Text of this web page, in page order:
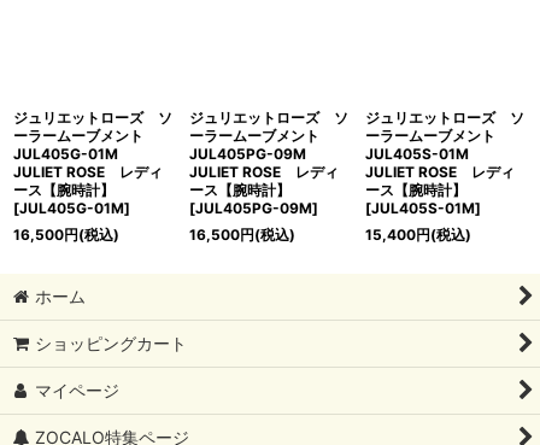
ジュリエットローズ ソ
ーラームーブメント
JUL405G-01M
JULIET ROSE レディ
ース【腕時計】
[JUL405G-01M]
16,500円(税込)
ジュリエットローズ ソ
ーラームーブメント
JUL405PG-09M
JULIET ROSE レディ
ース【腕時計】
[JUL405PG-09M]
16,500円(税込)
ジュリエットローズ ソ
ーラームーブメント
JUL405S-01M
JULIET ROSE レディ
ース【腕時計】
[JUL405S-01M]
15,400円(税込)
ホーム
ショッピングカート
マイページ
ZOCALO特集ページ